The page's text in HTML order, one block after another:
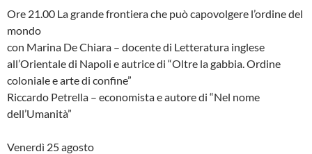
Ore 21.00 La grande frontiera che può capovolgere l’ordine del
mondo
con Marina De Chiara – docente di Letteratura inglese
all’Orientale di Napoli e autrice di “Oltre la gabbia. Ordine
coloniale e arte di confine”
Riccardo Petrella – economista e autore di “Nel nome
dell’Umanità”
Venerdì 25 agosto